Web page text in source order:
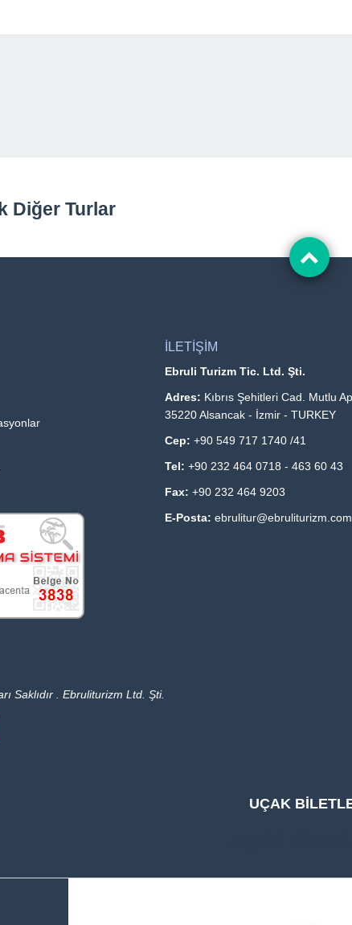
Diğer Turlar
İLETİŞİM
Ebruli Turizm Tic. Ltd. Şti.
Adres: Kıbrıs Şehitleri Cad. Mutlu
35220 Alsancak - İzmir - TURKEY
Cep: +90 549 717 1740 /41
Tel: +90 232 464 0718 - 463 60 43
Fax: +90 232 464 9203
E-Posta:
Saklıdır . Ebruliturizm Ltd. Şti.
UÇAK